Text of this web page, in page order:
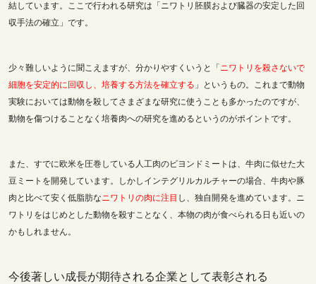
結しています。ここで行われる研究は「ニワトリ胚膜および臓器の安定した回
収手法の確立」です。
少々難しいように聞こえますが、分かりやすくいうと「 ニワトリを殺さないで
細胞を安定的に回収し、培養する方法を確立する 」というもの。これまで動物
実験においては動物を殺してさまざまな研究に使うことも多かったのですが、
動物を傷つけることなく培養肉への研究を進めるというのがポイントです。
また、すでに欧米を圧巻している人工肉のビヨンドミートは、牛肉に似せた大
豆ミートを開発しています。しかしインテグリルカルチャーの場合、 牛肉や豚
肉と比べて安く低脂肪なニワトリの肉に注目 し、独自開発を進めています。ニ
ワトリをはじめとした動物を殺すことなく、本物の肉が食べられる日も近いの
かもしれません。
今後著しい成長が期待される企業として表彰される